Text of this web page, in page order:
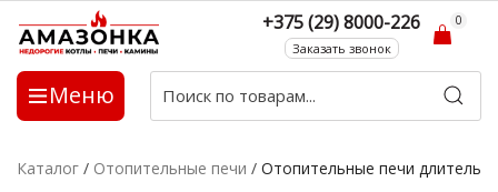
Меню
+375 (29) 8000-226
Заказать звонок
0
Каталог / Отопительные печи / Отопительные печи